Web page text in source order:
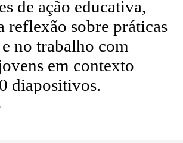
de ação educativa,
reflexão sobre práticas
no trabalho com
em contexto
diapositivos.